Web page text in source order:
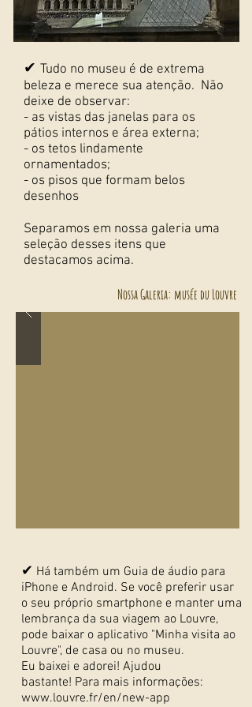
✔ Tudo no museu é de extrema
beleza e merece sua atenção. Não
deixe de observar:
- as vistas das janelas para os
pátios internos e área externa;
- os tetos lindamente
ornamentados;
- os pisos que formam belos
desenhos
Separamos em nossa galeria uma
seleção desses itens que
destacamos acima.
Nossa Galeria: musée du Louvre
✔ Há também um Guia de áudio para
iPhone e Android. Se você preferir usar
o seu próprio smartphone e manter uma
lembrança da sua viagem ao Louvre,
pode baixar o aplicativo "Minha visita ao
Louvre", de casa ou no museu.
Eu baixei e adorei! Ajudou
bastante! Para mais informações:
www.louvre.fr/en/new-app